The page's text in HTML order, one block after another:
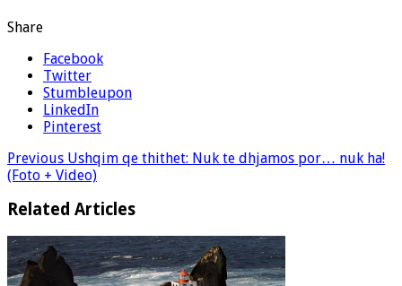
Share
Facebook
Twitter
Stumbleupon
LinkedIn
Pinterest
Previous Ushqim qe thithet: Nuk te dhjamos por… nuk ha!
(Foto + Video)
Related Articles